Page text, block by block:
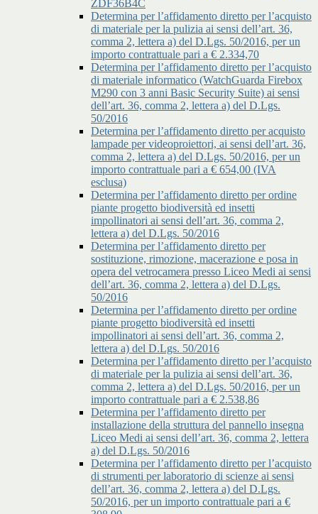
ZDF36B4C
Determina per l’affidamento diretto per l’acquisto
di materiale per la pulizia ai sensi dell’art. 36,
comma 2, lettera a) del D.Lgs. 50/2016, per un
importo contrattuale pari a € 2.334,70
Determina per l’affidamento diretto per l’acquisto
di materiale informatico (WatchGuarda Firebox
M290 con 3 anni Basic Security Suite) ai sensi
dell’art. 36, comma 2, lettera a) del D.Lgs.
50/2016
Determina per l’affidamento diretto per acquisto
lampade per videoproiettori, ai sensi dell’art. 36,
comma 2, lettera a) del D.Lgs. 50/2016, per un
importo contrattuale pari a € 654,00 (IVA
esclusa)
Determina per l’affidamento diretto per ordine
piante progetto biodiversità ed insetti
impollinatori ai sensi dell’art. 36, comma 2,
lettera a) del D.Lgs. 50/2016
Determina per l’affidamento diretto per
sostituzione, rimozione, macerazione e posa in
opera del vetrocamera presso Liceo Medi ai sensi
dell’art. 36, comma 2, lettera a) del D.Lgs.
50/2016
Determina per l’affidamento diretto per ordine
piante progetto biodiversità ed insetti
impollinatori ai sensi dell’art. 36, comma 2,
lettera a) del D.Lgs. 50/2016
Determina per l’affidamento diretto per l’acquisto
di materiale per la pulizia ai sensi dell’art. 36,
comma 2, lettera a) del D.Lgs. 50/2016, per un
importo contrattuale pari a € 2.538,86
Determina per l’affidamento diretto per
installazione della struttura del pannello insegna
Liceo Medi ai sensi dell’art. 36, comma 2, lettera
a) del D.Lgs. 50/2016
Determina per l’affidamento diretto per l’acquisto
di strumenti per laboratorio di scienze ai sensi
dell’art. 36, comma 2, lettera a) del D.Lgs.
50/2016, per un importo contrattuale pari a €